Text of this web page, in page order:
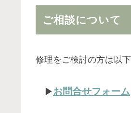
ご相談について
修理をご検討の方は以
▶お問合せフォーム